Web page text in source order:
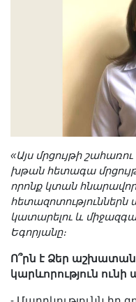
«Այս մրցույթի
խթան հետագա
որոնք կտան
հետազոտություններն
կատարելու և
Եգորյանը։
Ո՞րն է Ձեր
կարևորություն ունի